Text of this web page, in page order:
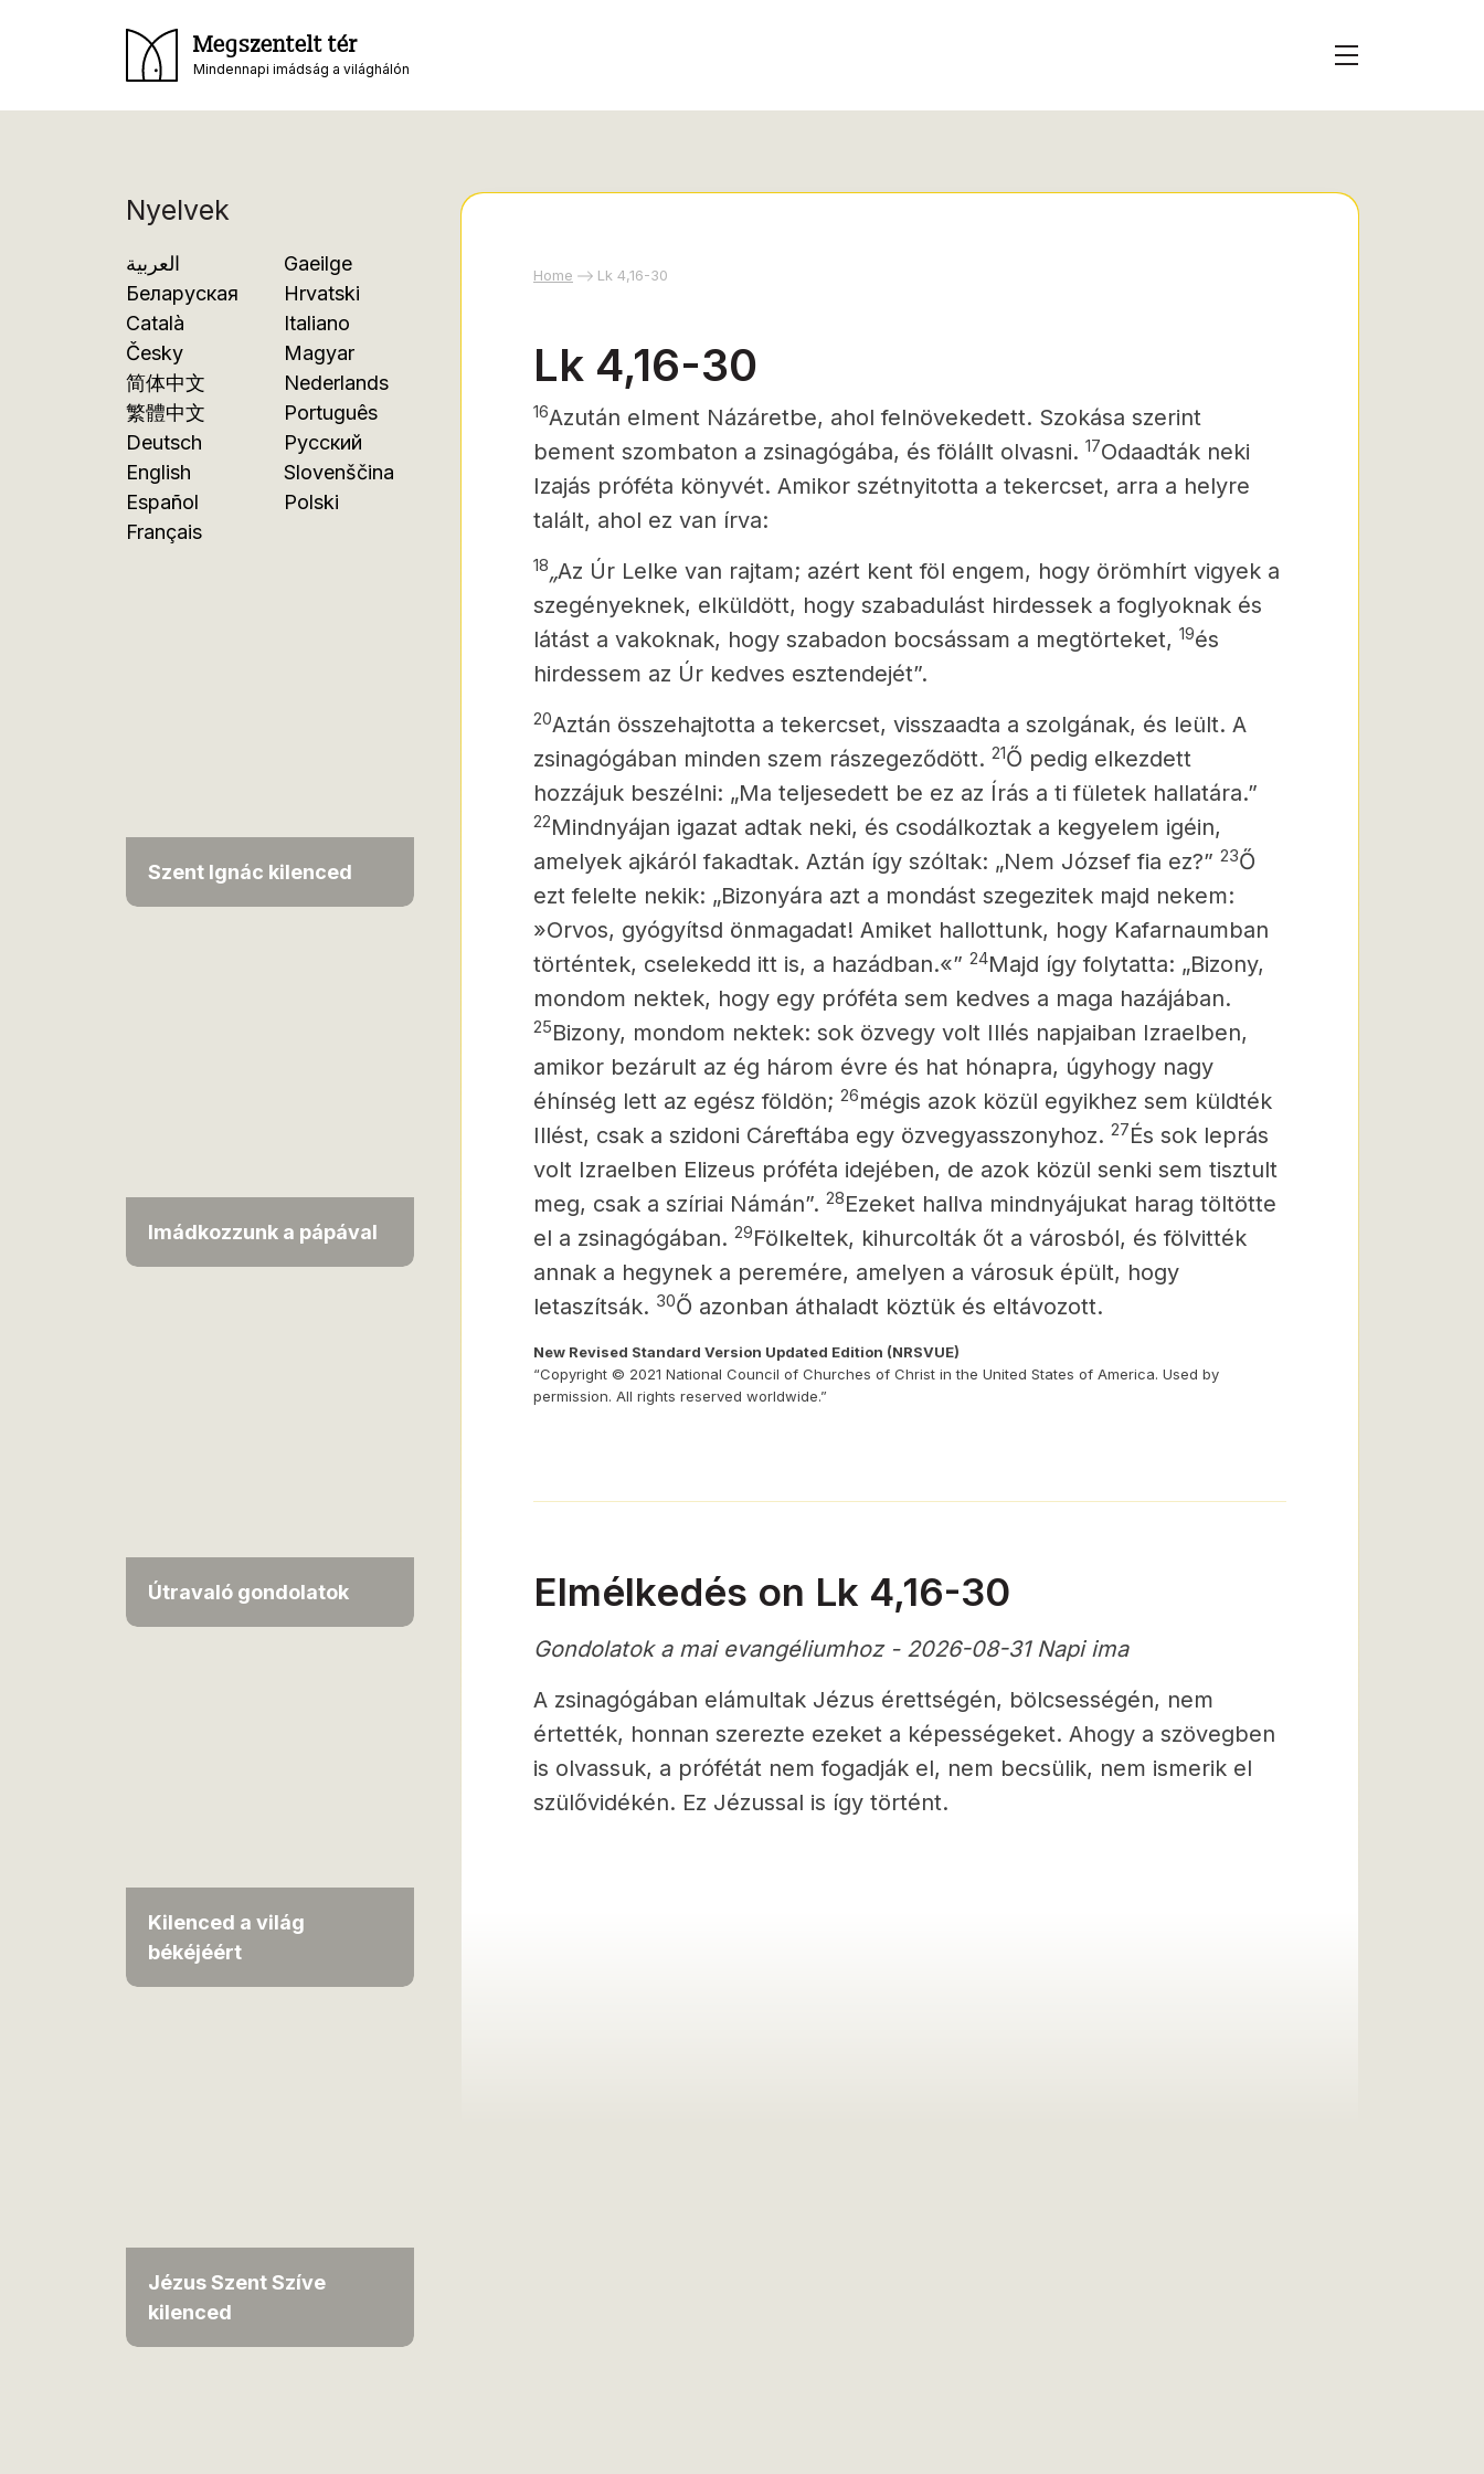
Megszentelt tér
Mindennapi imádság a világhálón
Nyelvek
العربية
Беларуская
Català
Česky
简体中文
繁體中文
Deutsch
English
Español
Français
Gaeilge
Hrvatski
Italiano
Magyar
Nederlands
Português
Русский
Slovenščina
Polski
Szent Ignác kilenced
Imádkozzunk a pápával
Útravaló gondolatok
Kilenced a világ
békéjéért
Jézus Szent Szíve
kilenced
Home Lk 4,16-30
Lk 4,16-30
16Azután elment Názáretbe, ahol felnövekedett. Szokása szerint
bement szombaton a zsinagógába, és fölállt olvasni. 17Odaadták neki
Izajás próféta könyvét. Amikor szétnyitotta a tekercset, arra a helyre
talált, ahol ez van írva:
18„Az Úr Lelke van rajtam; azért kent föl engem, hogy örömhírt vigyek a
szegényeknek, elküldött, hogy szabadulást hirdessek a foglyoknak és
látást a vakoknak, hogy szabadon bocsássam a megtörteket, 19és
hirdessem az Úr kedves esztendejét”.
20Aztán összehajtotta a tekercset, visszaadta a szolgának, és leült. A
zsinagógában minden szem rászegeződött. 21Ő pedig elkezdett
hozzájuk beszélni: „Ma teljesedett be ez az Írás a ti fületek hallatára.”
22Mindnyájan igazat adtak neki, és csodálkoztak a kegyelem igéin,
amelyek ajkáról fakadtak. Aztán így szóltak: „Nem József fia ez?” 23Ő
ezt felelte nekik: „Bizonyára azt a mondást szegezitek majd nekem:
»Orvos, gyógyítsd önmagadat! Amiket hallottunk, hogy Kafarnaumban
történtek, cselekedd itt is, a hazádban.«” 24Majd így folytatta: „Bizony,
mondom nektek, hogy egy próféta sem kedves a maga hazájában.
25Bizony, mondom nektek: sok özvegy volt Illés napjaiban Izraelben,
amikor bezárult az ég három évre és hat hónapra, úgyhogy nagy
éhínség lett az egész földön; 26mégis azok közül egyikhez sem küldték
Illést, csak a szidoni Cáreftába egy özvegyasszonyhoz. 27És sok leprás
volt Izraelben Elizeus próféta idejében, de azok közül senki sem tisztult
meg, csak a szíriai Námán”. 28Ezeket hallva mindnyájukat harag töltötte
el a zsinagógában. 29Fölkeltek, kihurcolták őt a városból, és fölvitték
annak a hegynek a peremére, amelyen a városuk épült, hogy
letaszítsák. 30Ő azonban áthaladt köztük és eltávozott.
New Revised Standard Version Updated Edition (NRSVUE)
“Copyright © 2021 National Council of Churches of Christ in the United States of America. Used by
permission. All rights reserved worldwide.”
Elmélkedés on Lk 4,16-30
Gondolatok a mai evangéliumhoz - 2026-08-31 Napi ima
A zsinagógában elámultak Jézus érettségén, bölcsességén, nem
értették, honnan szerezte ezeket a képességeket. Ahogy a szövegben
is olvassuk, a prófétát nem fogadják el, nem becsülik, nem ismerik el
szülővidékén. Ez Jézussal is így történt.